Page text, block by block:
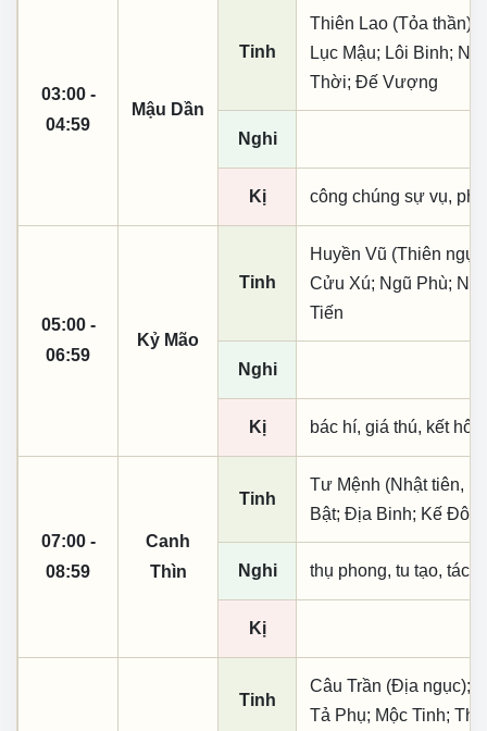
03:00 -
04:59
Mậu Dần
Tinh
Thiên Lao (Tỏa thần);
Lục Mậu; Lôi Binh;
Thời; Đế Vượng
Nghi
Kị công chúng sự vụ,
05:00 -
06:59
Kỷ Mão
Tinh
Huyền Vũ (Thiên
Cửu Xú; Ngũ Phù;
Tiến
Nghi
Kị bác hí, giá thú, kết
07:00 -
08:59
Canh
Thìn
Tinh
Tư Mệnh (Nhật tiên,
Bật; Địa Binh; Kế Đô;
Nghi thụ phong, tu tạo, tác
Kị
Tinh
Câu Trần (Địa ngục);
Tả Phụ; Mộc Tinh;